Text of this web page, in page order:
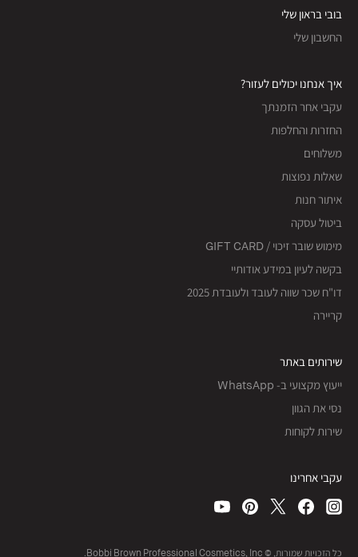
בובי בראון שלי
החשבון שלי
איך אנחנו יכולים לעזור?
עקבי אחר הזמנתך
החזרות והחלפות
משלוחים
שאלות נפוצות
איתור חנות
ביטול עסקה
מימוש שובר זיכוי / GIFT CARD
בקשה לעיון במידע אודותיי
דו"ח שכר שווה לעובד ולעובדת 2025
קריירה
שירותים באתר
ייעוץ מקצועי ב- WhatsApp
נסי את הגוון
שירות לקוחות
עקבי אחרינו
כל הזכויות שמורות, © Bobbi Brown Professional Cosmetics, Inc.